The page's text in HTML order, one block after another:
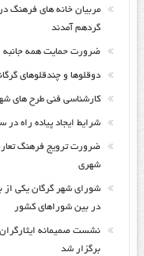
مربیان خانه های فرهنگ
گردهم آمدند
ضرورت حمایت همه جانبه
دوقلوها و چندقلوهای
کارشناسی فنی طرح های
شرایط ایجاد پیاده راه
ضرورت ترویج فرهنگ
شهری
شورای شهر گرگان یکی از
در بین شوراهای کشور
نشست صمیمانه
برگزار شد